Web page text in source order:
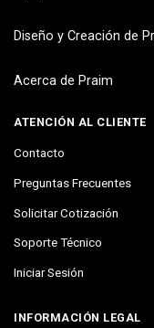
Diseño y Creación de
Acerca de Praim
ATENCIÓN AL CLIENTE
Contacto
Preguntas Frecuentes
Solicitar Cotización
Soporte Técnico
Iniciar Sesión
INFORMACIÓN LEGAL